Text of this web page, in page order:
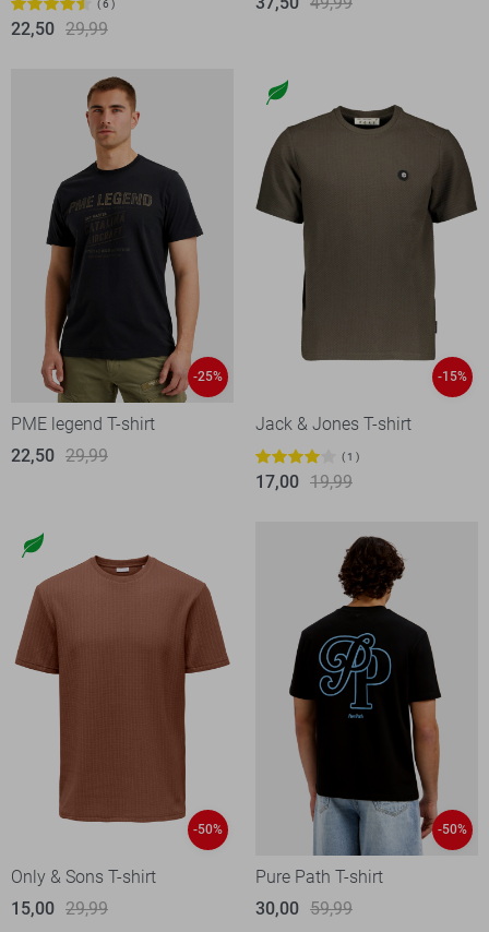
6
22,50 29,99
-25%
PME legend T-shirt
22,50 29,99
-15%
Jack & Jones T-shirt
1
17,00 19,99
-50%
Only & Sons T-shirt
15,00 29,99
-50%
Pure Path T-shirt
30,00 59,99